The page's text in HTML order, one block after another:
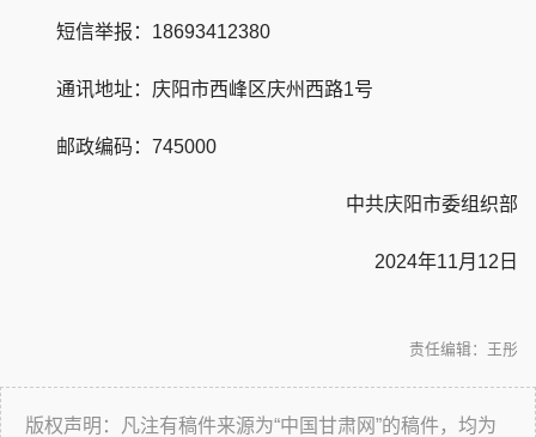
短信举报：18693412380
通讯地址：庆阳市西峰区庆州西路1号
邮政编码：745000
中共庆阳市委组织部
2024年11月12日
责任编辑：王彤
版权声明：凡注有稿件来源为“中国甘肃网”的稿件，均为